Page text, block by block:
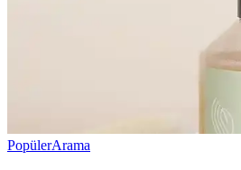
PopülerArama